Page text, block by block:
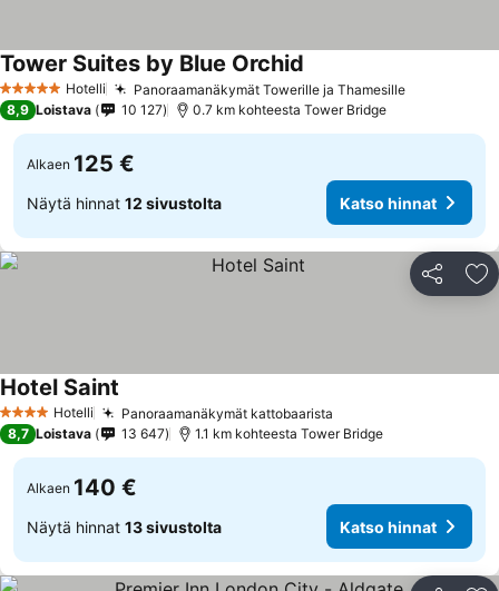
5 Tähtiluokitus
Hotelli Panoraamanäkymät Towerille ja Thamesille
Tower Suites by Blue Orchid
8,9 Loistava 10 127 0.7 km kohteesta Tower Bridge
Alkaen 125 €
Näytä hinnat 12 sivustolta Katso hinnat
Jaa
4 Tähtiluokitus
Hotelli Panoraamanäkymät kattobaarista
Hotel Saint
8,7 Loistava 13 647 1.1 km kohteesta Tower Bridge
Alkaen 140 €
Näytä hinnat 13 sivustolta Katso hinnat